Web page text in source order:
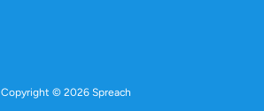
Copyright © 2026 Spreach